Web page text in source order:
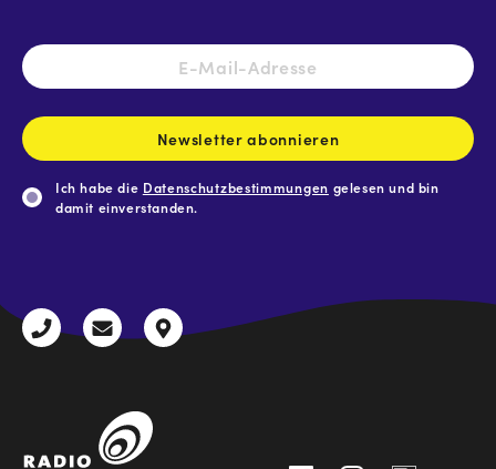
E-
Mail-
Newsletter abonnieren
Ich habe die Datenschutzbestimmungen gelesen und bin
damit einverstanden.
+43
radio@freequenns.at
Kulturhausstraße